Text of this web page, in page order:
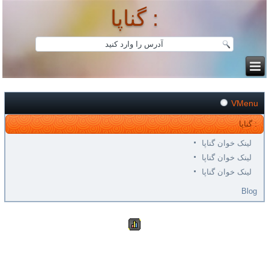
گناپا :
VMenu
گناپا :
لینک خوان گناپا
لینک خوان گناپا
لینک خوان گناپا
Blog